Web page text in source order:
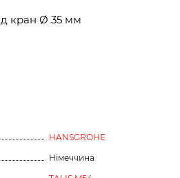
кран Ø 35 мм
HANSGROHE
Німеччина